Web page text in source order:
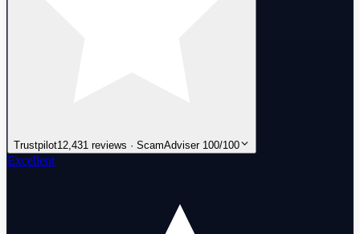
Trustpilot12,431 reviews · ScamAdviser 100/100
Excellent